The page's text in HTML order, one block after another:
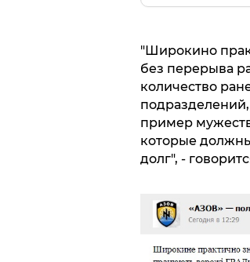
"Широкино
без перерыва
количество
пример
которые
долг", -